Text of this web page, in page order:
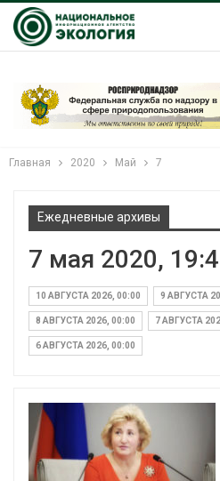
Главная 2020 Май 7
Ежедневные архивы
7 мая 2020,
10 АВГУСТА 2026, 00:00 9 АВГУСТА
8 АВГУСТА 2026, 00:00 7 АВГУСТА
6 АВГУСТА 2026, 00:00